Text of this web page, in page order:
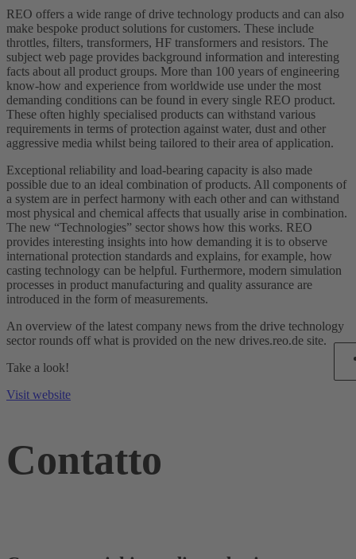
REO offers a wide range of drive technology products and can also
make bespoke product solutions for customers. These include
throttles, filters, transformers, HF transformers and resistors. The
subject web page provides background information and interesting
facts about all product groups. More than 100 years of engineering
know-how and experience from worldwide use under the most
demanding conditions can be found in every single REO product.
These often highly specialised products can withstand various
requirements in terms of protection against water, dust and other
aggressive media whilst being tailored to their area of application.
Exceptional reliability and load-bearing capacity is also made
possible due to an ideal combination of products. All components of
a system are in perfect harmony with each other and can withstand
most physical and chemical affects that usually arise in combination.
The new “Technologies” sector shows how this works. REO
provides interesting insights into how demanding it is to observe
international protection standards and explains, for example, how
casting technology can be helpful. Furthermore, modern simulation
processes in product manufacturing and quality assurance are
introduced in the form of measurements.
An overview of the latest company news from the drive technology
sector rounds off what is provided on the new drives.reo.de site.
Take a look!
Visit website
Contatto